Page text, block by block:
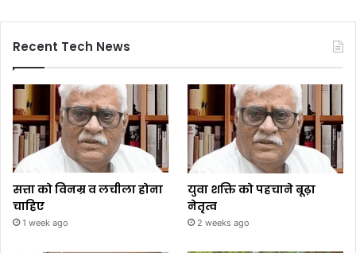
Recent Tech News
सत्ता को विनम्र व लचीला होना
चाहिए
1 week ago
युवा शक्ति को पहचाने बूढ़ा
नेतृत्व
2 weeks ago